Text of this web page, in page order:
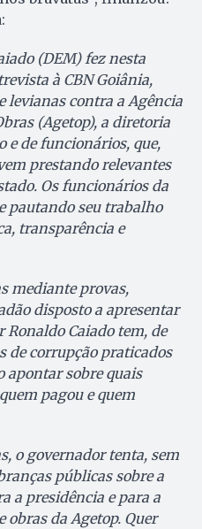
(DEM) fez nesta
à CBN Goiânia,
levianas contra a Agência
(Agetop), a diretoria
e de funcionários, que,
prestando relevantes
Os funcionários da
pautando seu trabalho
transparência e
mediante provas,
disposto a apresentar
Ronaldo Caiado tem, de
de corrupção praticados
apontar sobre quais
pagou e quem
o governador tenta, sem
públicas sobre a
a presidência e para a
da Agetop. Quer